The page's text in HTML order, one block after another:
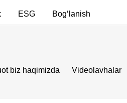
ESG Bog‘lanish
biz haqimizda Videolavhalar